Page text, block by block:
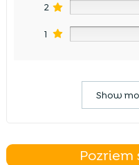
2
1
Show
Pozriem